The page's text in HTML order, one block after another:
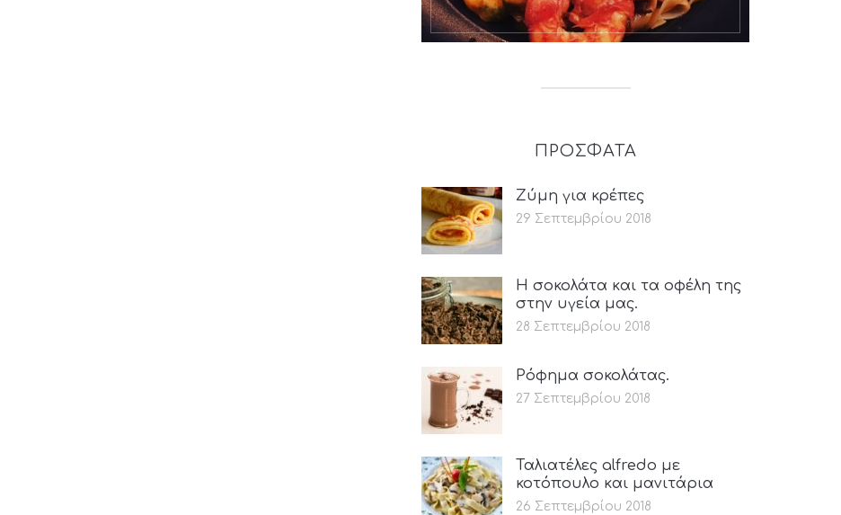
ΠΡΟΣΦΑΤΑ
Ζύμη για κρέπες
29 Σεπτεμβρίου 2018
Η σοκολάτα και τα οφέλη της
στην υγεία μας.
28 Σεπτεμβρίου 2018
Ρόφημα σοκολάτας.
27 Σεπτεμβρίου 2018
Ταλιατέλες alfredo με
κοτόπουλο και μανιτάρια
26 Σεπτεμβρίου 2018